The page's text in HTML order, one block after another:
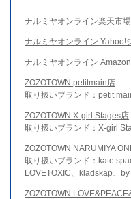
ナルミヤオンライン楽天市
ナルミヤオンライン Yahoo!
ナルミヤオンライン
ZOZOTOWN petitmain店
取り扱いブランド：petit
ZOZOTOWN X-girl Stages店
取り扱いブランド：X-girl
ZOZOTOWN NARUMIYA
取り扱いブランド：kate
LOVETOXIC、kladskap、
ZOZOTOWN